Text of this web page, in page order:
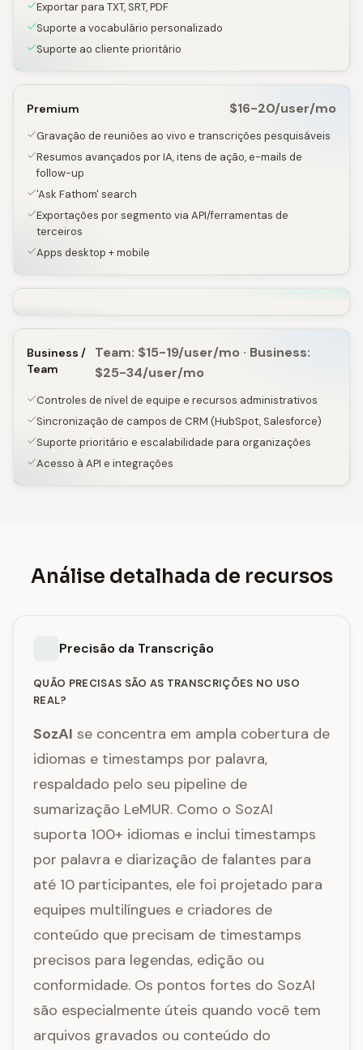
Exportar para TXT, SRT, PDF
Suporte a vocabulário personalizado
Suporte ao cliente prioritário
Premium $16-20/user/mo
Gravação de reuniões ao vivo e transcrições pesquisáveis
Resumos avançados por IA, itens de ação, e-mails de
follow-up
'Ask Fathom' search
Exportações por segmento via API/ferramentas de
terceiros
Apps desktop + mobile
Business /
Team
Team: $15-19/user/mo · Business:
$25-34/user/mo
Controles de nível de equipe e recursos administrativos
Sincronização de campos de CRM (HubSpot, Salesforce)
Suporte prioritário e escalabilidade para organizações
Acesso à API e integrações
Análise detalhada de recursos
Precisão da Transcrição
QUÃO PRECISAS SÃO AS TRANSCRIÇÕES NO USO
REAL?
SozAI se concentra em ampla cobertura de
idiomas e timestamps por palavra,
respaldado pelo seu pipeline de
sumarização LeMUR. Como o SozAI
suporta 100+ idiomas e inclui timestamps
por palavra e diarização de falantes para
até 10 participantes, ele foi projetado para
equipes multilíngues e criadores de
conteúdo que precisam de timestamps
precisos para legendas, edição ou
conformidade. Os pontos fortes do SozAI
são especialmente úteis quando você tem
arquivos gravados ou conteúdo do